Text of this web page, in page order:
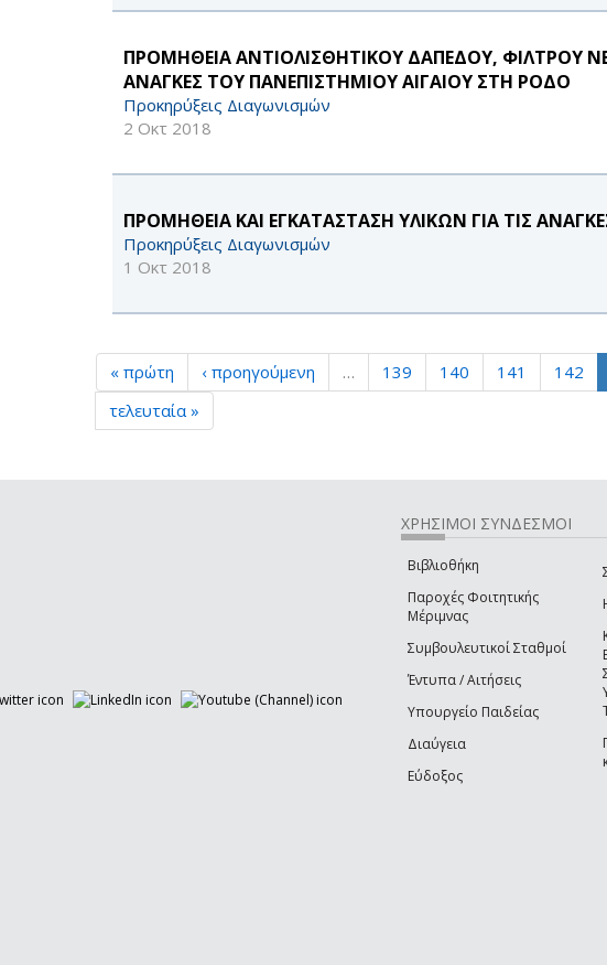
ΠΡΟΜΗΘΕΙΑ ΑΝΤΙΟΛΙΣΘΗΤΙΚΟΥ ΔΑΠΕΔΟΥ, ΦΙΛΤΡΟΥ
ΑΝΑΓΚΕΣ ΤΟΥ ΠΑΝΕΠΙΣΤΗΜΙΟΥ ΑΙΓΑΙΟΥ ΣΤΗ ΡΟΔΟ
Προκηρύξεις Διαγωνισμών
2 Οκτ 2018
ΠΡΟΜΗΘΕΙΑ ΚΑΙ ΕΓΚΑΤΑΣΤΑΣΗ ΥΛΙΚΩΝ ΓΙΑ ΤΙΣ
Προκηρύξεις Διαγωνισμών
1 Οκτ 2018
« πρώτη ‹ προηγούμενη … 139 140 141 142
τελευταία »
ΧΡΗΣΙΜΟΙ ΣΥΝΔΕΣΜΟΙ
Βιβλιοθήκη
Παροχές Φοιτητικής
Μέριμνας
Συμβουλευτικοί Σταθμοί
Έντυπα / Αιτήσεις
Υπουργείο Παιδείας
Διαύγεια
Εύδοξος